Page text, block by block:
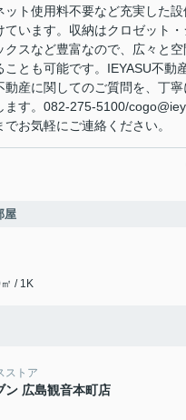
ット使用料不要など充実した
ています。収納はクロゼット
クスなど豊富なので、広々と
ことも可能です。IEYASU不動
動産に関してのご質問を、丁
ます。082-275-5100/
でお気軽にご連絡ください。
屋
/ 1K
ストア
ン 広島観音本町店